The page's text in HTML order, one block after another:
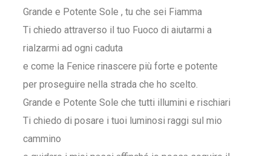
Grande e Potente Sole , tu che sei Fiamma
Ti chiedo attraverso il tuo Fuoco di aiutarmi a
rialzarmi ad ogni caduta
e come la Fenice rinascere più forte e potente
per proseguire nella strada che ho scelto.
Grande e Potente Sole che tutti illumini e rischiari
Ti chiedo di posare i tuoi luminosi raggi sul mio
cammino